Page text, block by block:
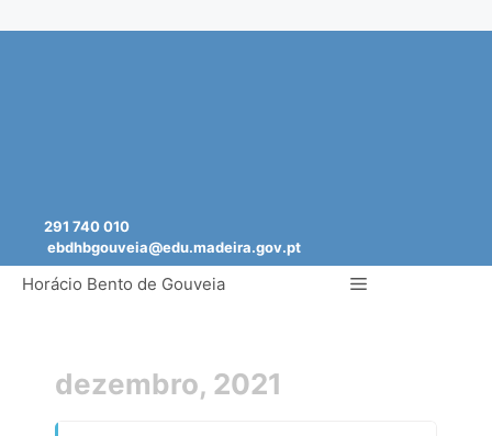
291 740 010
ebdhbgouveia@edu.madeira.gov.pt
Horácio Bento de Gouveia Menu
dezembro, 2021